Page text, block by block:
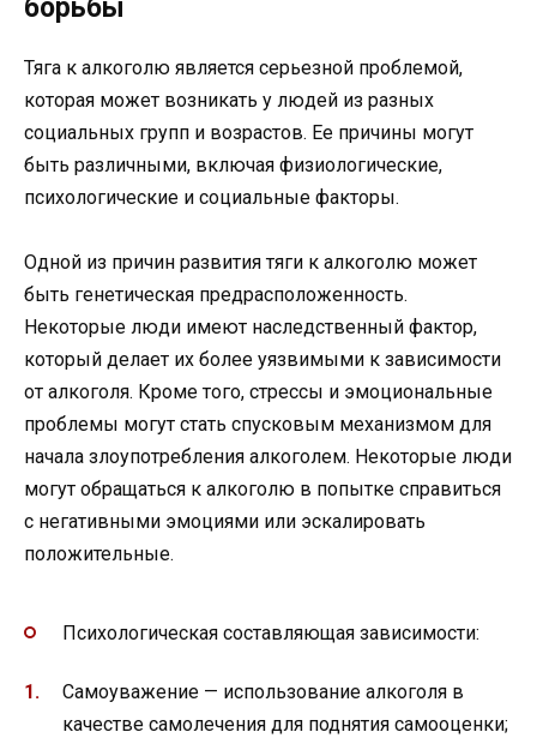
борьбы
Тяга к алкоголю является серьезной проблемой,
которая может возникать у людей из разных
социальных групп и возрастов. Ее причины могут
быть различными, включая физиологические,
психологические и социальные факторы.
Одной из причин развития тяги к алкоголю может
быть генетическая предрасположенность.
Некоторые люди имеют наследственный фактор,
который делает их более уязвимыми к зависимости
от алкоголя. Кроме того, стрессы и эмоциональные
проблемы могут стать спусковым механизмом для
начала злоупотребления алкоголем. Некоторые люди
могут обращаться к алкоголю в попытке справиться
с негативными эмоциями или эскалировать
положительные.
Психологическая составляющая зависимости:
Самоуважение — использование алкоголя в
качестве самолечения для поднятия самооценки;